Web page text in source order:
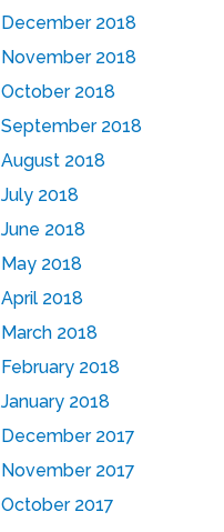
December 2018
November 2018
October 2018
September 2018
August 2018
July 2018
June 2018
May 2018
April 2018
March 2018
February 2018
January 2018
December 2017
November 2017
October 2017